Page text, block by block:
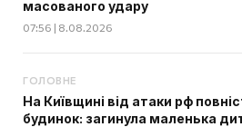
масованого удару
07:56 | 8.08.2026
ГОЛОВНЕ
На Київщині від атаки рф
будинок: загинула маленька